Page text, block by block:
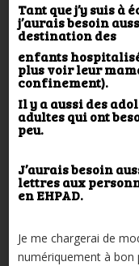
Tant que j’y suis à
j’aurais besoin
destination des
enfants
plus voir leur
confinement).
Il y a aussi des
adultes qui ont
peu.
J’aurais besoin
lettres aux
en EHPAD.
Je me chargerai de
numériquement à